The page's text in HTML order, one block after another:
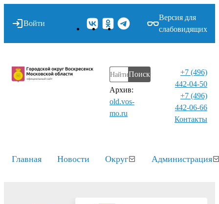
Войти
Версия для
слабовидящих
Поиск
Архив:
old.vos-
mo.ru
+7 (496)
442-04-50
+7 (496)
442-06-66
Контакты⁠
Главная Новости Округ Администрация